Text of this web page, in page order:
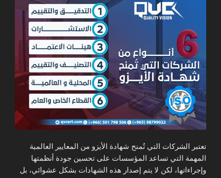
تعتبر الشركات التي تُمنح شهادة الأيزو من المعايير العالمية
المهمة التي تساعد المؤسسات على تحسين جودة أنظمتها
وإجراءاتها، لكن لا يتم إصدار هذه الشهادات بشكل عشوائي، بل